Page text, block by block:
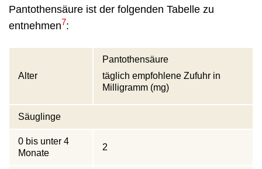
Pantothensäure ist der folgenden Tabelle zu
entnehmen7:
Alter
Pantothensäure
täglich empfohlene Zufuhr in
Milligramm (mg)
Säuglinge
0 bis unter 4
Monate
2